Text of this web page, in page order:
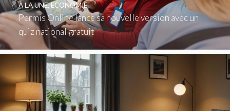
Permis Online lance sa nouvelle version avec un
quiz national gratuit
À LA UNE,ECONOMIE